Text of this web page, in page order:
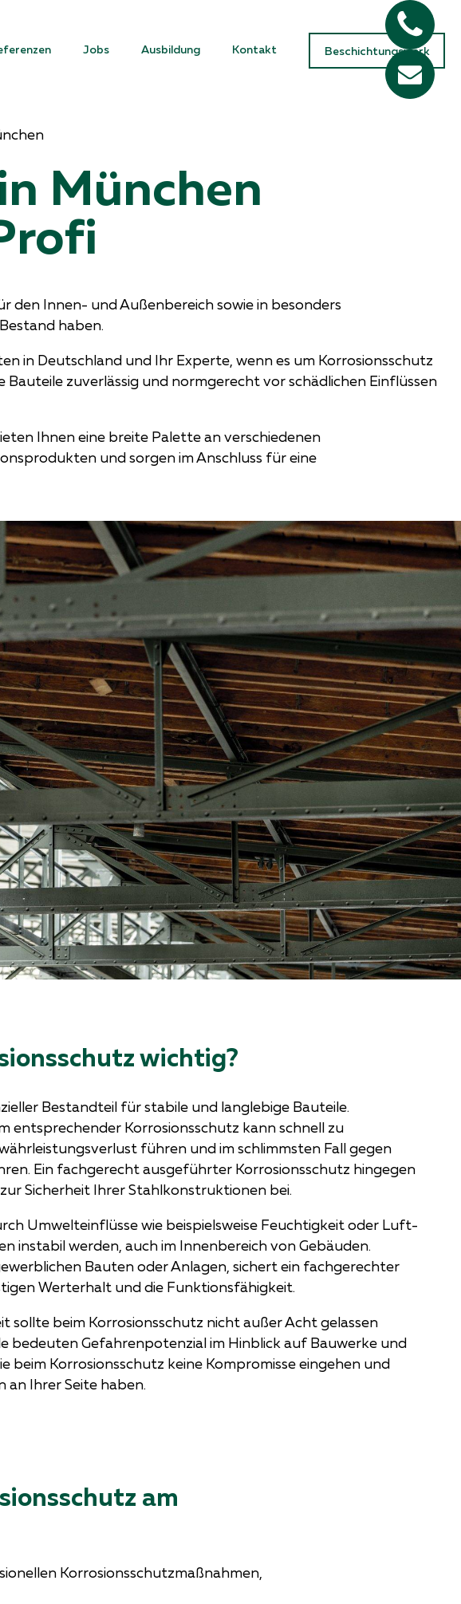
Jobs Ausbildung Kontakt Beschichtungswerk
München
den Innen- und Außenbereich sowie in besonders
haben.
in Deutschland und Ihr Experte, wenn es um Korrosionsschutz
zuverlässig und normgerecht vor schädlichen Einflüssen
Ihnen eine breite Palette an verschiedenen
und sorgen im Anschluss für eine
wichtig?
Bestandteil für stabile und langlebige Bauteile.
entsprechender Korrosionsschutz kann schnell zu
führen und im schlimmsten Fall gegen
Ein fachgerecht ausgeführter Korrosionsschutz hingegen
Sicherheit Ihrer Stahlkonstruktionen bei.
Umwelteinflüsse wie beispielsweise Feuchtigkeit oder Luft-
instabil werden, auch im Innenbereich von Gebäuden.
Bauten oder Anlagen, sichert ein fachgerechter
Werterhalt und die Funktionsfähigkeit.
sollte beim Korrosionsschutz nicht außer Acht gelassen
bedeuten Gefahrenpotenzial im Hinblick auf Bauwerke und
beim Korrosionsschutz keine Kompromisse eingehen und
an Ihrer Seite haben.
am
Korrosionsschutzmaßnahmen,